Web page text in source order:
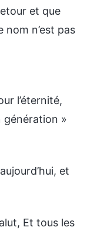
et que
nom n’est pas
l’éternité,
génération »
et
Et tous les